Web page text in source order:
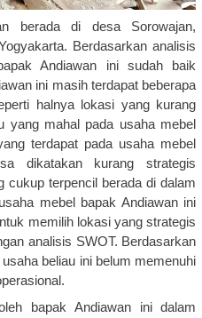
berada di desa Sorowajan,
Berdasarkan analisis
Andiawan ini sudah baik
ini masih terdapat beberapa
halnya lokasi yang kurang
yang mahal pada usaha mebel
terdapat pada usaha mebel
dikatakan kurang strategis
cukup terpencil berada di dalam
mebel bapak Andiawan ini
memilih lokasi yang strategis
analisis SWOT. Berdasarkan
beliau ini belum memenuhi
bapak Andiawan ini dalam